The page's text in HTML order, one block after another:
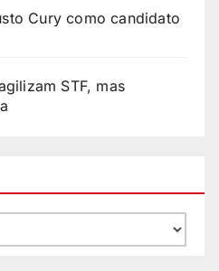
Cury como candidato
STF, mas